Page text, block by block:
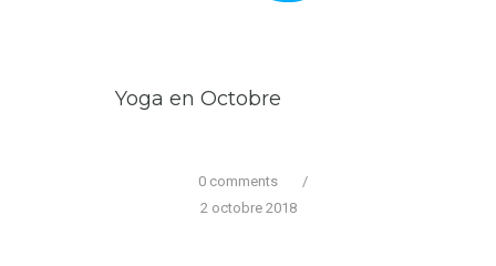
Yoga en Octobre
0 comments
/
2 octobre 2018